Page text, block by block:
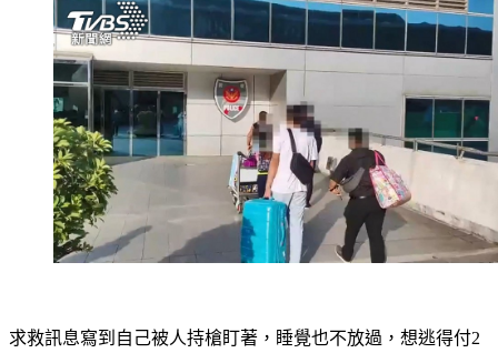
求救訊息寫到自己被人持槍盯著，睡覺也不放過，想逃得付2